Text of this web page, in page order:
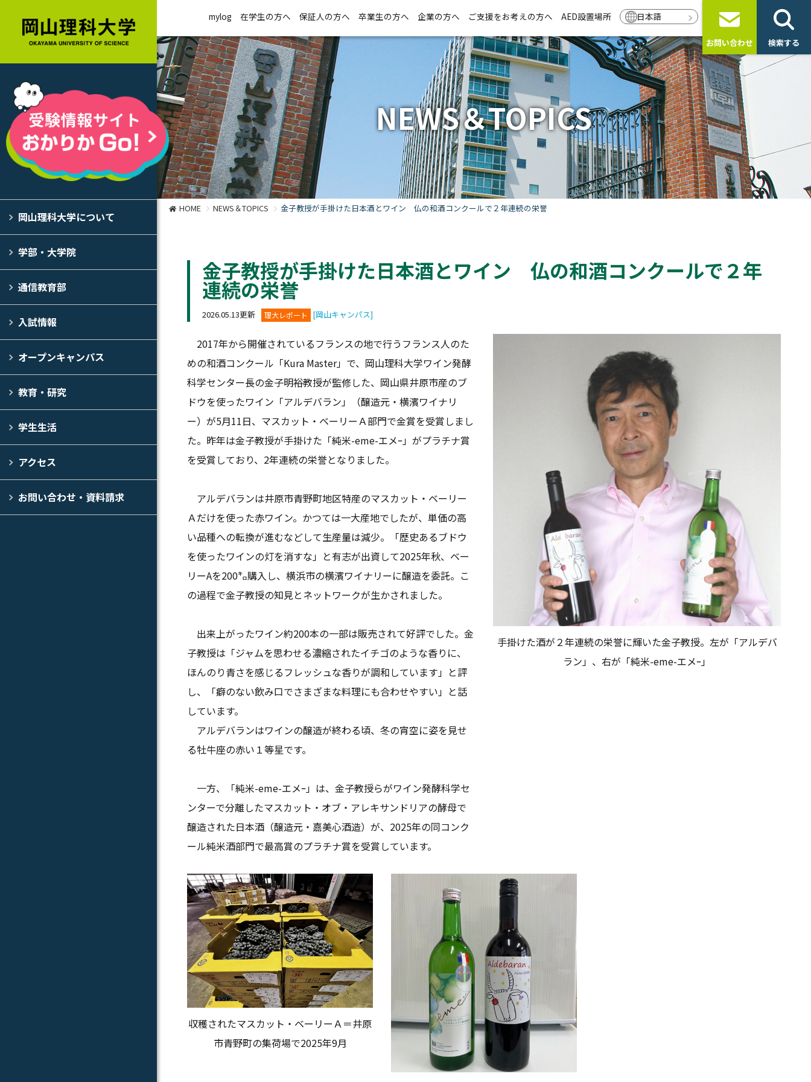
岡山理科大学について
学部・大学院
通信教育部
入試情報
オープンキャンパス
教育・研究
学生生活
アクセス
お問い合わせ・資料請求
mylog 在学生の方へ 保証人の方へ 卒業生の方へ 企業の方へ ご支援をお考えの方へ AED設置場所 日本語
お問い合わせ 検索する
NEWS＆TOPICS
HOME NEWS＆TOPICS 金子教授が手掛けた日本酒とワイン 仏の和酒コンクールで２年連続の栄誉
金子教授が手掛けた日本酒とワイン 仏の和酒コンクールで２年
連続の栄誉
2026.05.13更新 理大レポート [岡山キャンパス]
手掛けた酒が２年連続の栄誉に輝いた金子教授。左が「アルデバ
ラン」、右が「純米-eme-エメｰ」
2017年から開催されているフランスの地で行うフランス人のた
めの和酒コンクール「Kura Master」で、岡山理科大学ワイン発酵
科学センター長の金子明裕教授が監修した、岡山県井原市産のブ
ドウを使ったワイン「アルデバラン」（醸造元・横濱ワイナリ
ー）が5月11日、マスカット・ベーリーＡ部門で金賞を受賞しまし
た。昨年は金子教授が手掛けた「純米-eme-エメｰ」がプラチナ賞
を受賞しており、2年連続の栄誉となりました。
アルデバランは井原市青野町地区特産のマスカット・ベーリー
Ａだけを使った赤ワイン。かつては一大産地でしたが、単価の高
い品種への転換が進むなどして生産量は減少。「歴史あるブドウ
を使ったワインの灯を消すな」と有志が出資して2025年秋、ベー
リーAを200㌔購入し、横浜市の横濱ワイナリーに醸造を委託。こ
の過程で金子教授の知見とネットワークが生かされました。
出来上がったワイン約200本の一部は販売されて好評でした。金
子教授は「ジャムを思わせる濃縮されたイチゴのような香りに、
ほんのり青さを感じるフレッシュな香りが調和しています」と評
し、「癖のない飲み口でさまざまな料理にも合わせやすい」と話
しています。
アルデバランはワインの醸造が終わる頃、冬の宵空に姿を見せ
る牡牛座の赤い１等星です。
一方、「純米-eme-エメｰ」は、金子教授らがワイン発酵科学セ
ンターで分離したマスカット・オブ・アレキサンドリアの酵母で
醸造された日本酒（醸造元・嘉美心酒造）が、2025年の同コンク
ール純米酒部門で最高賞のプラチナ賞を受賞しています。
収穫されたマスカット・ベーリーＡ＝井原
市青野町の集荷場で2025年9月